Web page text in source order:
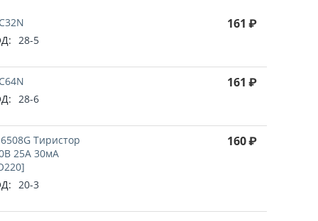
28-5
161 ₽
28-6
161 ₽
Тиристор
25А 30мА
20-3
160₽